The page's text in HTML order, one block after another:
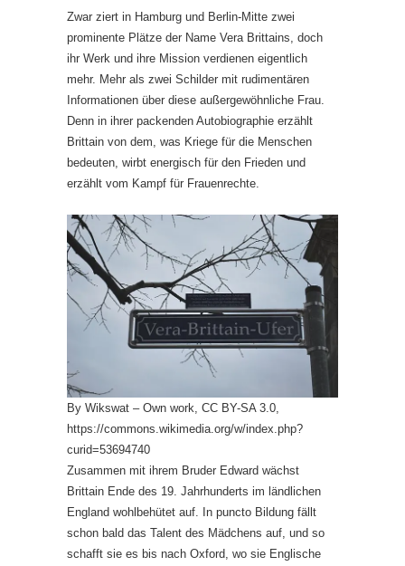
Zwar ziert in Hamburg und Berlin-Mitte zwei
prominente Plätze der Name Vera Brittains, doch
ihr Werk und ihre Mission verdienen eigentlich
mehr. Mehr als zwei Schilder mit rudimentären
Informationen über diese außergewöhnliche Frau.
Denn in ihrer packenden Autobiographie erzählt
Brittain von dem, was Kriege für die Menschen
bedeuten, wirbt energisch für den Frieden und
erzählt vom Kampf für Frauenrechte.
By Wikswat – Own work, CC BY-SA 3.0,
https://commons.wikimedia.org/w/index.php?
curid=53694740
Zusammen mit ihrem Bruder Edward wächst
Brittain Ende des 19. Jahrhunderts im ländlichen
England wohlbehütet auf. In puncto Bildung fällt
schon bald das Talent des Mädchens auf, und so
schafft sie es bis nach Oxford, wo sie Englische